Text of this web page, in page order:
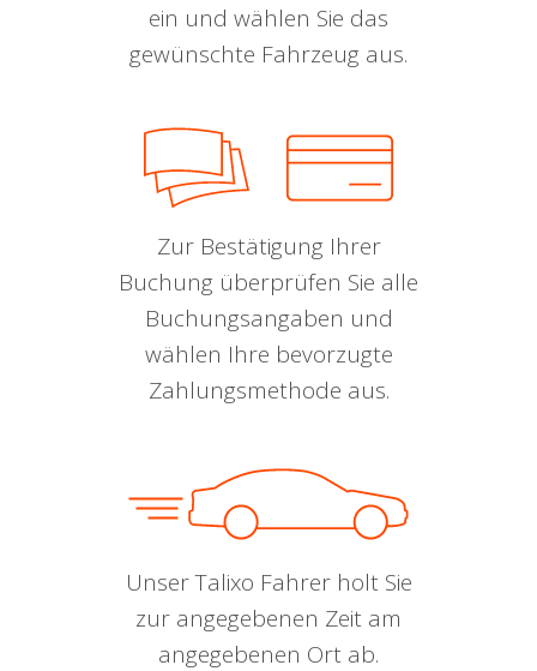
ein und wählen Sie das
gewünschte Fahrzeug aus.
Zur Bestätigung Ihrer
Buchung überprüfen Sie alle
Buchungsangaben und
wählen Ihre bevorzugte
Zahlungsmethode aus.
Unser Talixo Fahrer holt Sie
zur angegebenen Zeit am
angegebenen Ort ab.